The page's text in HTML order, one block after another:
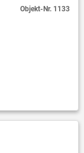
Objekt-Nr. 1133